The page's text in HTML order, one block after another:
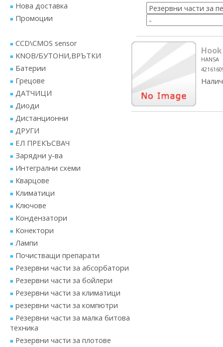
Нова доставка
Промоции
CCD\CMOS sensor
KNOB/БУТОНИ,ВРЪТКИ
Батерии
Грецове
ДАТЧИЦИ
Диоди
Дистанционни
ДРУГИ
ЕЛ ПРЕКЪСВАЧ
Зарядни у-ва
Интегрални схеми
Кварцове
Климатици
Ключове
Кондензатори
Конектори
Лампи
Почистващи препарати
Резервни части за абсорбатори
Резервни части за бойлери
Резервни части за климатици
резервни части за компютри
Резервни части за малка битова
техника
Резервни части за плотове
Hook
HANSA